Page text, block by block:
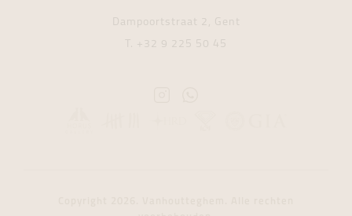
Dampoortstraat 2, Gent
T. +32 9 225 50 45